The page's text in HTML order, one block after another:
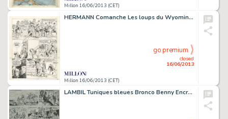
Millon 16/06/2013 (CET)
HERMANN Comanche Les loups du Wyoming Encre de Chine pour la planche 20
Millon 16/06/2013 (CET)
closed
16/06/2013
go premium
LAMBIL Tuniques bleues Bronco Benny Encre de Chine pour la planche 31